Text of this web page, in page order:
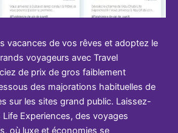
vacances de vos rêves et adoptez le
voyageurs avec Travel
de prix de gros faiblement
des majorations habituelles de
sur les sites grand public. Laissez-
Experiences, des voyages
où luxe et économies se